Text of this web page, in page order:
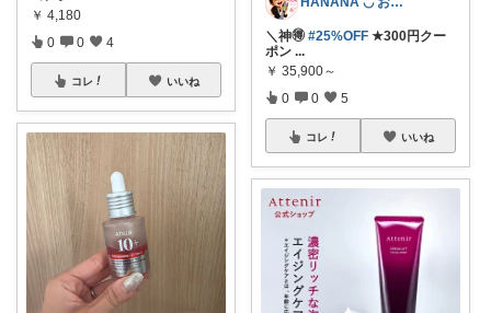
￥ 4,180
0 0 4
コレ いいね
＼神🉐 #25%OFF ★300円クー
ポン ...
￥ 35,900～
0 0 5
コレ いいね